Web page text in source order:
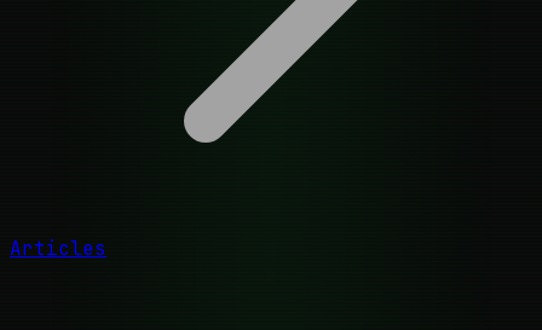
Articles